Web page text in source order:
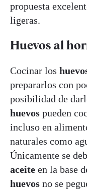
propuesta
ligeras.
Huevos al
Cocinar los
prepararlos con
posibilidad de
huevos pueden
incluso en
naturales como
Únicamente se
aceite en la base
huevos no se